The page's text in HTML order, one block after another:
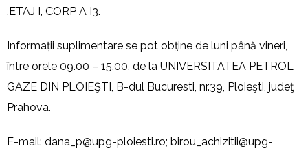
,ETAJ I, CORP A I3.
Informații suplimentare se pot obţine de luni până vineri,
între orele 09.00 – 15.00, de la UNIVERSITATEA PETROL
GAZE DIN PLOIEŞTI, B-dul Bucuresti, nr.39, Ploieşti, judeţ
Prahova.
E-mail: dana_p@upg-ploiesti.ro; birou_achizitii@upg-